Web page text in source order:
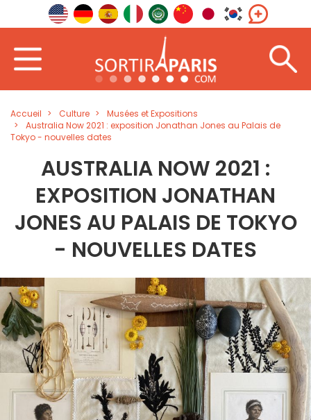
Accueil Culture
Musées et Expositions
Australia Now 2021 : exposition Jonathan Jones au Palais de
Tokyo - nouvelles dates
AUSTRALIA NOW 2021 :
EXPOSITION JONATHAN
JONES AU PALAIS DE TOKYO
- NOUVELLES DATES